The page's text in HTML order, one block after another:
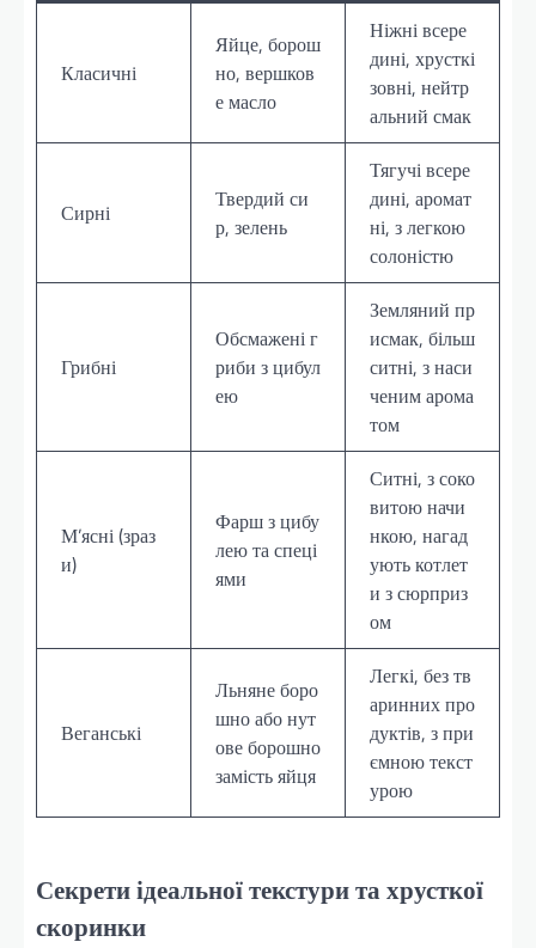
Класичні
Яйце, борош
но, вершков
е масло
Ніжні всере
дині, хрусткі
зовні, нейтр
альний смак
Сирні
Твердий си
р, зелень
Тягучі всере
дині, аромат
ні, з легкою
солоністю
Грибні
Обсмажені г
риби з цибул
ею
Земляний пр
исмак, більш
ситні, з наси
ченим арома
том
М’ясні (зраз
и)
Фарш з цибу
лею та спеці
ями
Ситні, з соко
витою начи
нкою, нагад
ують котлет
и з сюрприз
ом
Веганські
Льняне боро
шно або нут
ове борошно
замість яйця
Легкі, без тв
аринних про
дуктів, з при
ємною текст
урою
Секрети ідеальної текстури та хрусткої
скоринки